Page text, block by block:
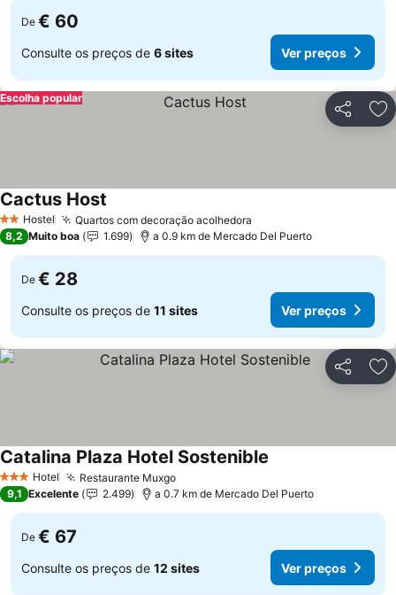
De € 60
Consulte os preços de 6 sites Ver preços
Partilhar
Escolha popular
2 Estrelas
Hostel Quartos com decoração acolhedora
Cactus Host
8,2 Muito boa 1.699 a 0.9 km de Mercado Del Puerto
De € 28
Consulte os preços de 11 sites Ver preços
Partilhar
3 EstrelasHotel Restaurante Muxgo
Catalina Plaza Hotel Sostenible
9,1 Excelente 2.499 a 0.7 km de Mercado Del Puerto
De € 67
Consulte os preços de 12 sites Ver preços